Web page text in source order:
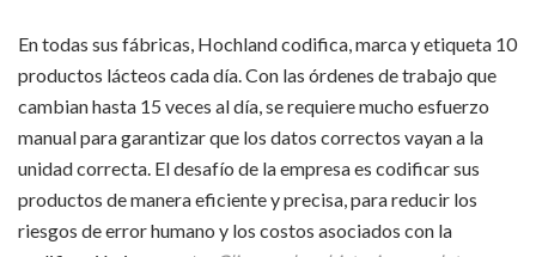
En todas sus fábricas, Hochland codifica, marca y etiqueta 10
productos lácteos cada día. Con las órdenes de trabajo que
cambian hasta 15 veces al día, se requiere mucho esfuerzo
manual para garantizar que los datos correctos vayan a la
unidad correcta. El desafío de la empresa es codificar sus
productos de manera eficiente y precisa, para reducir los
riesgos de error humano y los costos asociados con la